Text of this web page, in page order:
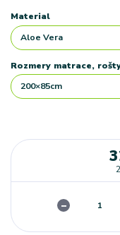
Material
Rozmery matrace,